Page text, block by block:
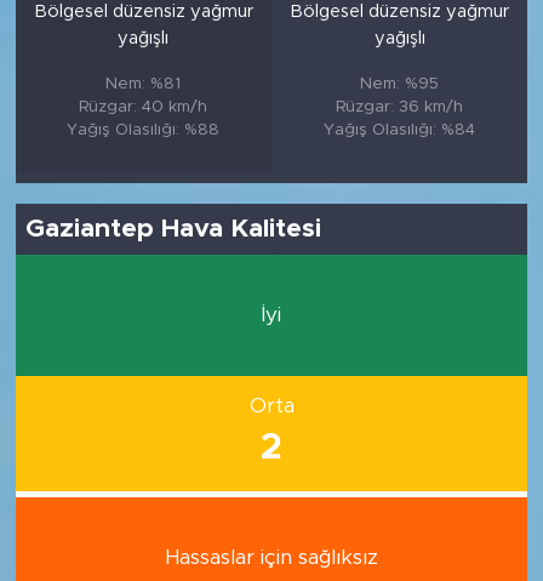
Bölgesel düzensiz yağmur
yağışlı
Nem: %81
Rüzgar: 40 km/h
Yağış Olasılığı: %88
Bölgesel düzensiz yağmur
yağışlı
Nem: %95
Rüzgar: 36 km/h
Yağış Olasılığı: %84
Gaziantep Hava Kalitesi
İyi
Orta
2
Hassaslar için sağlıksız